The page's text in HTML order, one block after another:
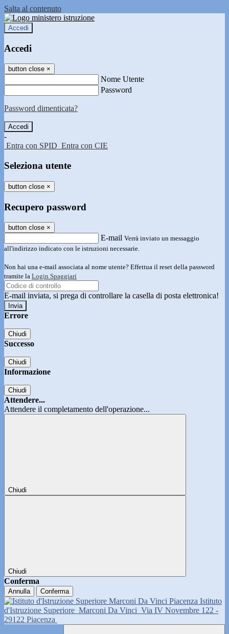
Salta al contenuto
Accedi
Accedi
button close ×
Nome Utente
Password
Password dimenticata?
-
Entra con SPID Entra con CIE
Seleziona utente
button close ×
Recupero password
button close ×
E-mail Verrà inviato un messaggio
all'indirizzo indicato con le istruzioni necessarie.
Non hai una e-mail associata al nome utente? Effettua il reset della password
tramite la Login Spaggiari
E-mail inviata, si prega di controllare la casella di posta elettronica!
Errore
Chiudi
Successo
Chiudi
Informazione
Chiudi
Attendere...
Attendere il completamento dell'operazione...
Chiudi
Chiudi
Conferma
Annulla Conferma
Istituto
d'Istruzione Superiore Marconi Da Vinci Via IV Novembre 122 -
29122 Piacenza